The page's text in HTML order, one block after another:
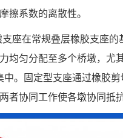
擦系数的离散性。
座在常规叠层橡胶支座
均匀分配至多个桥墩，尤
。固定型支座通过橡胶
者协同工作使各墩协同抵